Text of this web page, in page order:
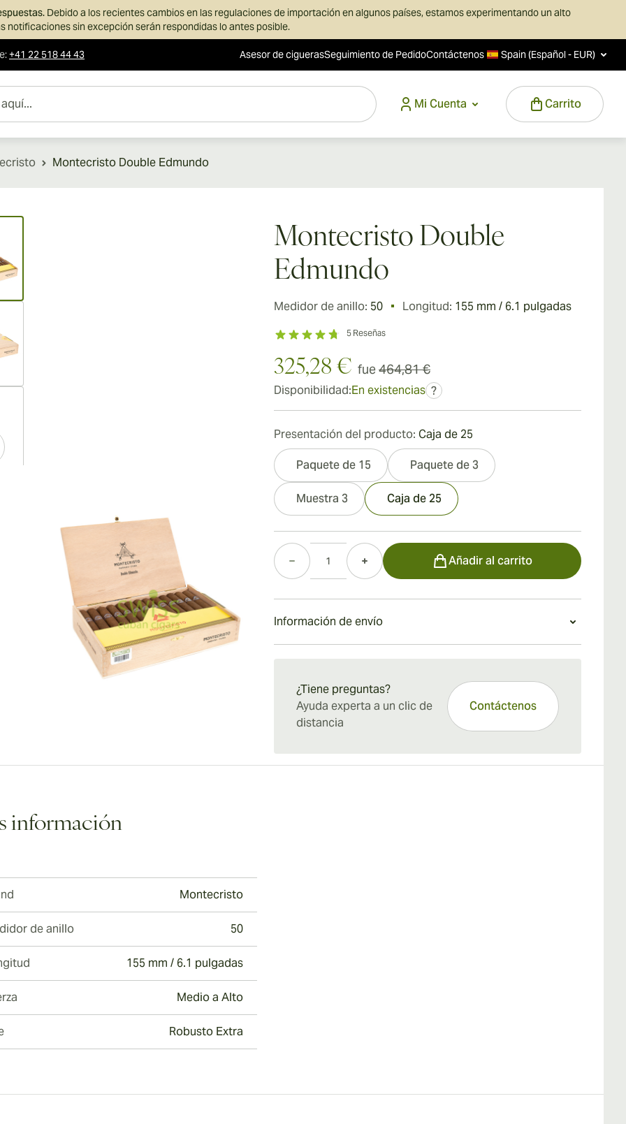
Debido a los recientes cambios en las regulaciones de importación en algunos países, estamos experimentando un alto
notificaciones sin excepción serán respondidas lo antes posible.
:+41 22 518 44 43 Asesor de ciguerasSeguimiento de PedidoContáctenos Spain (Español - EUR)
Mi Cuenta
Carrito
Montecristo Double Edmundo
larger image
larger image
Montecristo Double
Edmundo
Medidor de anillo: 50 Longitud: 155 mm / 6.1 pulgadas
5 Reseñas
325,28 € fue464,81 €
Disponibilidad:En existencias ?
Presentación del producto: Caja de 25
Paquete de 15 Paquete de 3
Muestra 3 Caja de 25
Cantidad
Añadir al carrito
Información de envío
¿Tiene preguntas?
Ayuda experta a un clic de
distancia
Contáctenos
información
Montecristo
de anillo 50
155 mm / 6.1 pulgadas
Medio a Alto
Robusto Extra